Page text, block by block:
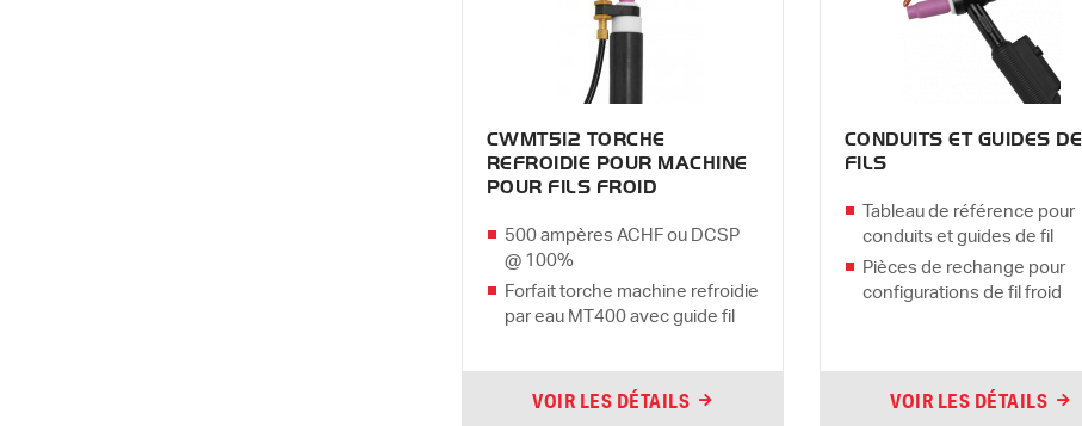
CWMT512 TORCHE
REFROIDIE POUR MACHINE
POUR FILS FROID
500 ampères ACHF ou DCSP
@ 100%
Forfait torche machine refroidie
par eau MT400 avec guide fil
VOIR LES DÉTAILS
CONDUITS ET GUIDES DE
FILS
Tableau de référence pour
conduits et guides de fil
Pièces de rechange pour
configurations de fil froid
VOIR LES DÉTAILS